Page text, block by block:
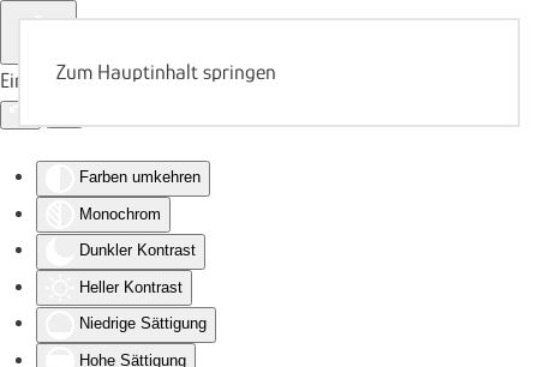
Eingabehilfen öffnen
Farben umkehren
Monochrom
Dunkler Kontrast
Heller Kontrast
Niedrige Sättigung
Hohe Sättigung
Zum Hauptinhalt springen